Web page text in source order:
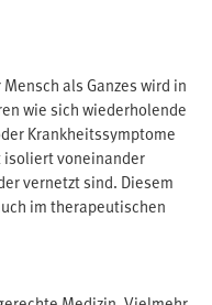
als Ganzes wird in
wie sich wiederholende
Krankheitssymptome
isoliert voneinander
vernetzt sind. Diesem
im therapeutischen